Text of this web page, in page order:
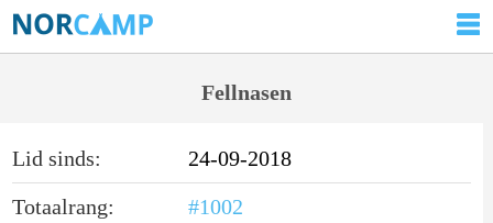
Fellnasen
Lid sinds:
24-09-2018
Totaalrang:
#1002